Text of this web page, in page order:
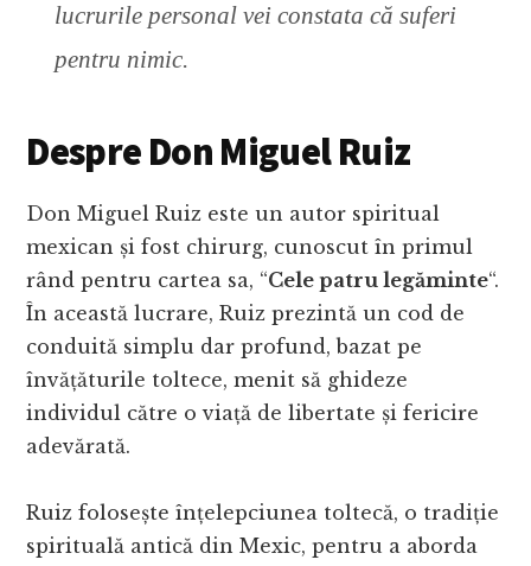
lucrurile personal vei constata că suferi
pentru nimic.
Despre Don Miguel Ruiz
Don Miguel Ruiz este un autor spiritual
mexican și fost chirurg, cunoscut în primul
rând pentru cartea sa, “Cele patru legăminte“.
În această lucrare, Ruiz prezintă un cod de
conduită simplu dar profund, bazat pe
învățăturile toltece, menit să ghideze
individul către o viață de libertate și fericire
adevărată.
Ruiz folosește înțelepciunea toltecă, o tradiție
spirituală antică din Mexic, pentru a aborda